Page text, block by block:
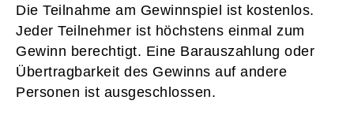
Die Teilnahme am Gewinnspiel ist kostenlos.
Jeder Teilnehmer ist höchstens einmal zum
Gewinn berechtigt. Eine Barauszahlung oder
Übertragbarkeit des Gewinns auf andere
Personen ist ausgeschlossen.